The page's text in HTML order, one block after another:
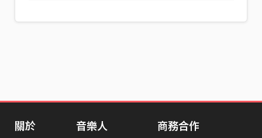
關於 音樂人 商務合作